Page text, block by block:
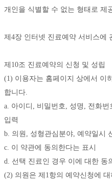
개인을 식별할 수 없는 형태로 제
제4장 인터넷 진료예약 서비스에
제10조 진료예약의 신청 및 성립
(1) 이용자는 홈페이지 상에서 이
합니다.
a. 아이디, 비밀번호, 성명, 전화
입력
b. 의원, 성형관심분야, 예약일시
c. 이 약관에 동의한다는 표시
d. 선택 진료인 경우 이에 대한 동
(2) 의원은 제1항의 예약신청에